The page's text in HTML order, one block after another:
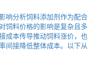
响分析饲料添加剂作为配合
饲料价格的影响是复杂且多
成本传导推动饲料涨价，也
间接降低整体成本。以下从